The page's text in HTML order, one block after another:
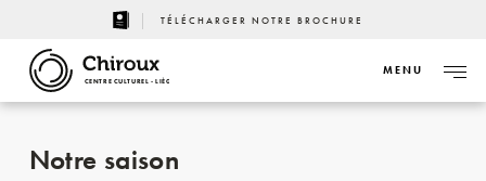
TÉLÉCHARGER NOTRE BROCHURE
CENTRE CULTUREL - LIÈGE
MENU
Notre saison